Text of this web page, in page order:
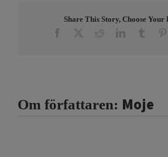
Share This Story, Choose
Facebook RedditLinkedIn
Om författaren: Moje